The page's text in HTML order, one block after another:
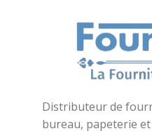
Distributeur de
bureau, papeterie